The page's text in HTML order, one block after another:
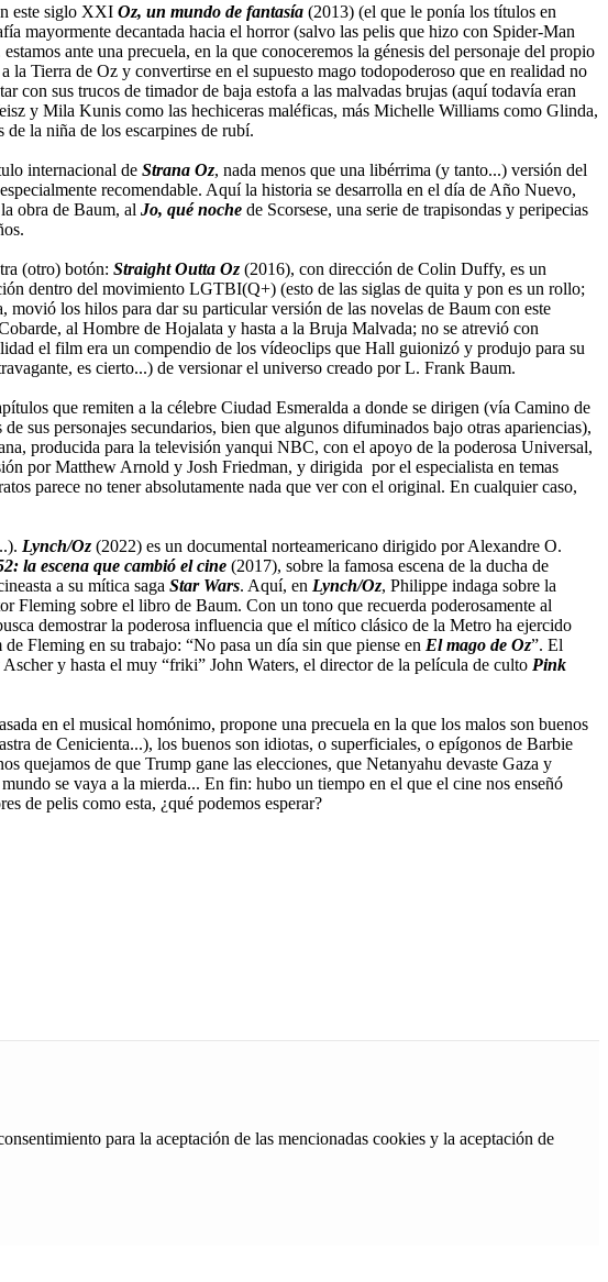
este siglo XXI Oz, un mundo de fantasía (2013) (el que le ponía los títulos en
mayormente decantada hacia el horror (salvo las pelis que hizo con Spider-Man
ante una precuela, en la que conoceremos la génesis del personaje del propio
Tierra de Oz y convertirse en el supuesto mago todopoderoso que en realidad no
con sus trucos de timador de baja estofa a las malvadas brujas (aquí todavía eran
y Mila Kunis como las hechiceras maléficas, más Michelle Williams como Glinda,
la niña de los escarpines de rubí.
internacional de Strana Oz, nada menos que una libérrima (y tanto...) versión del
recomendable. Aquí la historia se desarrolla en el día de Año Nuevo,
obra de Baum, al Jo, qué noche de Scorsese, una serie de trapisondas y peripecias
(otro) botón: Straight Outta Oz (2016), con dirección de Colin Duffy, es un
dentro del movimiento LGTBI(Q+) (esto de las siglas de quita y pon es un rollo;
los hilos para dar su particular versión de las novelas de Baum con este
al Hombre de Hojalata y hasta a la Bruja Malvada; no se atrevió con
el film era un compendio de los vídeoclips que Hall guionizó y produjo para su
es cierto...) de versionar el universo creado por L. Frank Baum.
que remiten a la célebre Ciudad Esmeralda a donde se dirigen (vía Camino de
sus personajes secundarios, bien que algunos difuminados bajo otras apariencias),
producida para la televisión yanqui NBC, con el apoyo de la poderosa Universal,
por Matthew Arnold y Josh Friedman, y dirigida por el especialista en temas
parece no tener absolutamente nada que ver con el original. En cualquier caso,
Lynch/Oz (2022) es un documental norteamericano dirigido por Alexandre O.
la escena que cambió el cine (2017), sobre la famosa escena de la ducha de
a su mítica saga Star Wars. Aquí, en Lynch/Oz, Philippe indaga sobre la
Fleming sobre el libro de Baum. Con un tono que recuerda poderosamente al
demostrar la poderosa influencia que el mítico clásico de la Metro ha ejercido
Fleming en su trabajo: “No pasa un día sin que piense en El mago de Oz”. El
y hasta el muy “friki” John Waters, el director de la película de culto Pink
en el musical homónimo, propone una precuela en la que los malos son buenos
de Cenicienta...), los buenos son idiotas, o superficiales, o epígonos de Barbie
quejamos de que Trump gane las elecciones, que Netanyahu devaste Gaza y
se vaya a la mierda... En fin: hubo un tiempo en el que el cine nos enseñó
de pelis como esta, ¿qué podemos esperar?
para la aceptación de las mencionadas cookies y la aceptación de